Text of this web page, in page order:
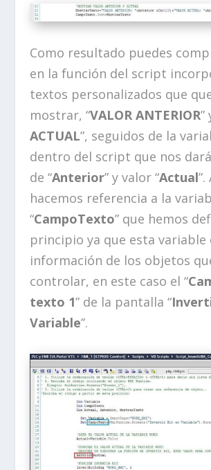
Como resultado puedes
en la función del script
textos personalizados que
mostrar, “VALOR ANTERIOR”
ACTUAL”, seguidos de la
dentro del script que nos
de “Anterior” y valor “Actual
hacemos referencia a la
“CampoTexto” que hemos
principio ya que esta variable
información de los objetos
controlar, en este caso el “
texto 1” de la pantalla “
Variable”.